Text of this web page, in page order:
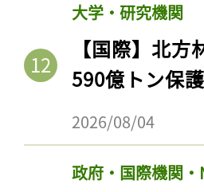
大学・研究機関
【国際】北
590億トン保
2026/08/04
政府・国際機関・